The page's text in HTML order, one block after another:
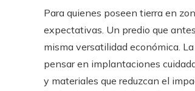
Para quienes poseen tierra en
expectativas. Un predio que
misma versatilidad económica.
pensar en implantaciones
y materiales que reduzcan el